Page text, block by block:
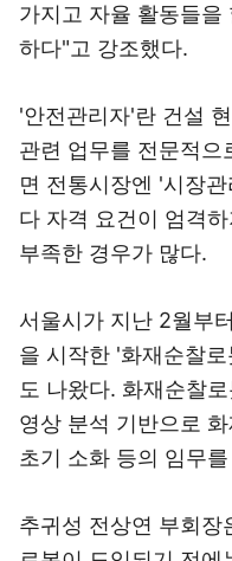
가지고 자율 활동들을
하다"고 강조했다.
'안전관리자'란 건설
관련 업무를 전문적
면 전통시장엔 '시장
다 자격 요건이 엄격
부족한 경우가 많다.
서울시가 지난 2월부
을 시작한 '화재순찰
도 나왔다. 화재순찰
영상 분석 기반으로
초기 소화 등의 임무
추귀성 전상연 부회